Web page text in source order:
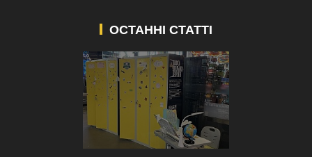
ОСТАННІ СТАТТІ